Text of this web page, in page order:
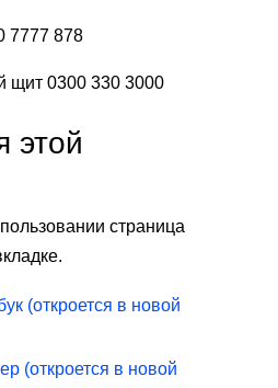
7777 878
щит 0300 330 3000
этой
страница
(откроется в новой
(откроется в новой